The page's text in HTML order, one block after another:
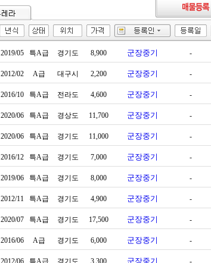
2019/05 특A급 경기도 8,900 군장중기 -
2012/02 A급 대구시 2,200 군장중기 -
2016/10 특A급 전라도 4,600 군장중기 -
2020/06 특A급 경상도 11,700 군장중기 -
2020/06 특A급 경기도 11,000 군장중기 -
2016/12 특A급 경기도 7,000 군장중기 -
2019/06 특A급 경기도 8,000 군장중기 -
2012/11 특A급 경기도 4,900 군장중기 -
2020/07 특A급 경기도 17,500 군장중기 -
2016/06 A급 경기도 6,000 군장중기 -
2012/06 특A급 경기도 3,300 군장중기 -